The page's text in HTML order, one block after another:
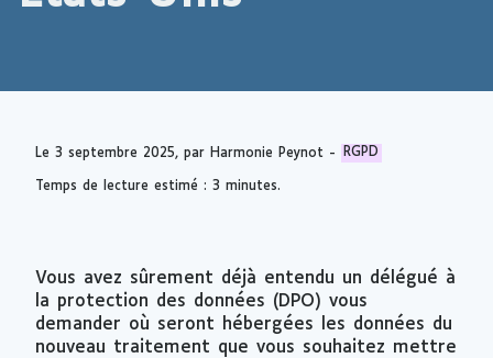
Le 3 septembre 2025, par Harmonie Peynot - RGPD
Temps de lecture estimé : 3 minutes.
Vous avez sûrement déjà entendu un délégué à
la protection des données (DPO) vous
demander où seront hébergées les données du
nouveau traitement que vous souhaitez mettre